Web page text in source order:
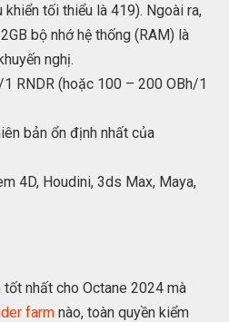
tối thiểu là 419). Ngoài ra,
bộ nhớ hệ thống (RAM) là
nghị.
RNDR (hoặc 100 – 200 OBh/1
bản ổn định nhất của
4D, Houdini, 3ds Max, Maya,
nhất cho Octane 2024 mà
farmnào, toàn quyền kiểm